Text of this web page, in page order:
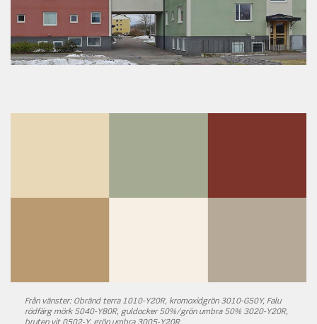
Från vänster: Obränd terra 1010-Y20R, kromoxidgrön 3010-G50Y, Falu
rödfärg mörk 5040-Y80R, guldocker 50%/grön umbra 50% 3020-Y20R,